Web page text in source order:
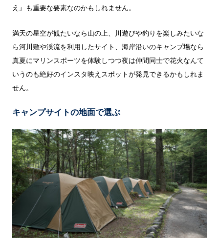
え』も重要な要素なのかもしれません。
満天の星空が観たいなら山の上、川遊びや釣りを楽しみたいな
ら河川敷や渓流を利用したサイト、海岸沿いのキャンプ場なら
真夏にマリンスポーツを体験しつつ夜は仲間同士で花火なんて
いうのも絶好のインスタ映えスポットが発見できるかもしれま
せん。
キャンプサイトの地面で選ぶ